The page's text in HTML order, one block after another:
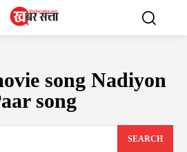
song Nadiyon
song
SEARCH